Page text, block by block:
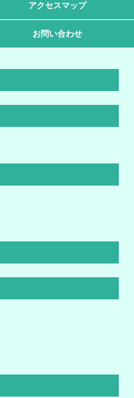
アクセスマップ
お問い合わせ